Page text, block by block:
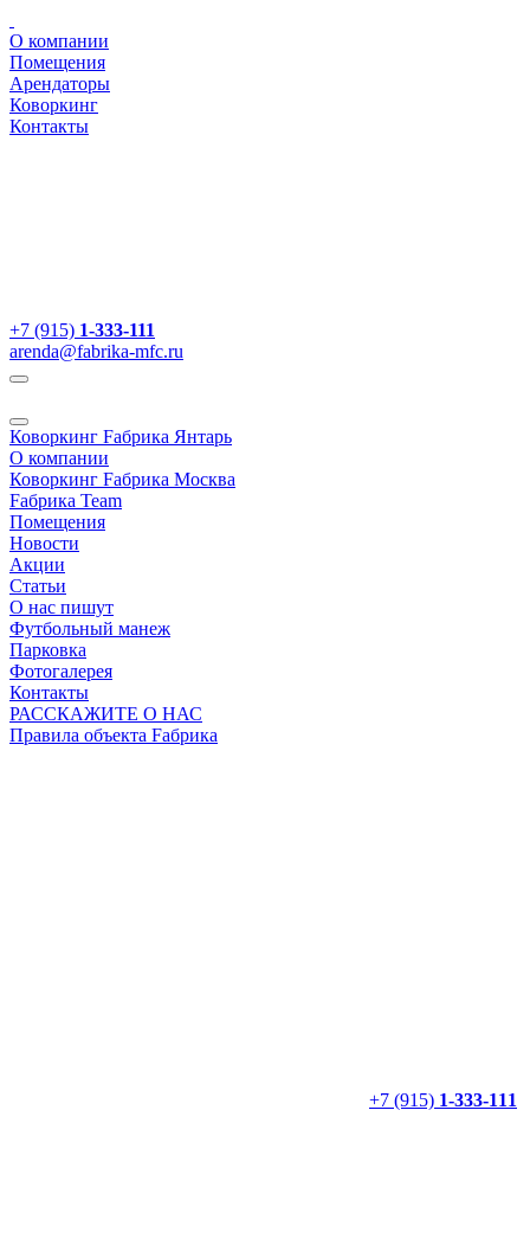
О компании
Помещения
Арендаторы
Коворкинг
Контакты
+7 (915) 1-333-111
arenda@fabrika-mfc.ru
Коворкинг Fабрика Янтарь
О компании
Коворкинг Fабрика Москва
Fабрика Team
Помещения
Новости
Акции
Статьи
О нас пишут
Футбольный манеж
Парковка
Фотогалерея
Контакты
РАССКАЖИТЕ О НАС
Правила объекта Fабрика
+7 (915) 1-333-111